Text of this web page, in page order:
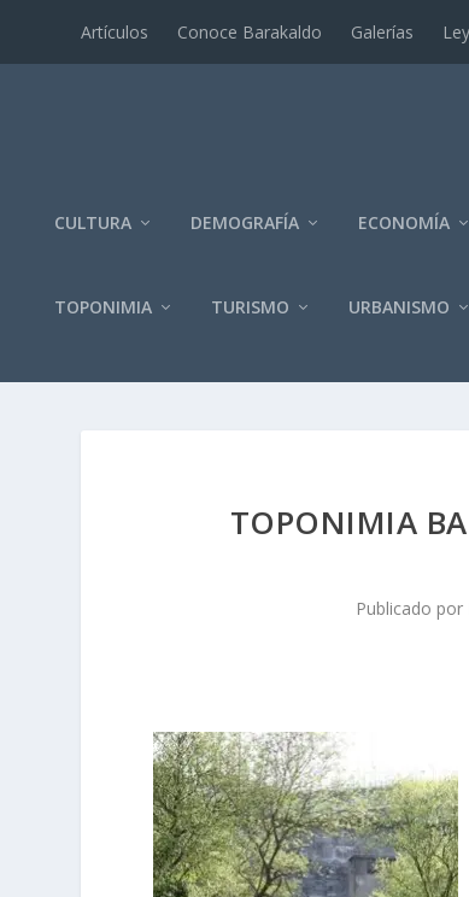
Artí­culos Conoce Barakaldo Galerí­as
CULTURA DEMOGRAFÍA ECONOMÍA
TOPONIMIA TURISMO URBANISMO
TOPONIMIA
Publicado por